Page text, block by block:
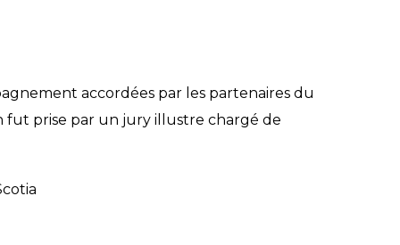
accordées par les partenaires du
fut prise par un jury illustre chargé de